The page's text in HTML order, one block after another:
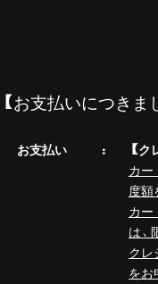
【お支払いにつきま
お支払い
【
カー
度額
カー
は、
クレ
をお